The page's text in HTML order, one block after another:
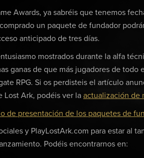
Awards, ya sabréis que tenemos
un paquete de fundador
anticipado de tres días.
mostrados durante la alfa
ganas de que más jugadores de todo
RPG. Si os perdisteis el artículo
Lost Ark, podéis ver la actualización de
de presentación de los paquetes de
y PlayLostArk.com para estar al
Podéis encontrarnos en: